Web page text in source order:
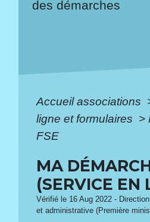
des démarches
Accueil associations
ligne et formulaires >
FSE
MA
(SERVICE EN
Vérifié le 16 Aug 2022 -
et administrative (Première